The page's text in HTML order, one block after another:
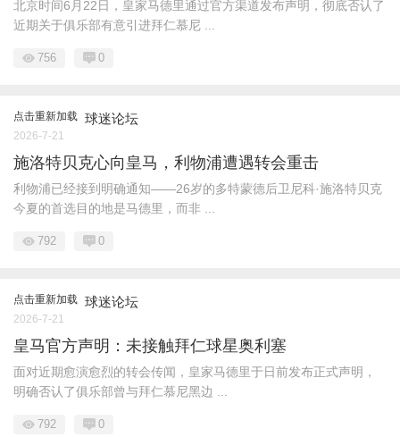
北京时间6月22日，皇家马德里通过官方渠道发布声明，彻底否认了
近期关于俱乐部有意引进拜仁慕尼 ...
756 0
点击重新加载 球迷论坛
2026-7-21
施洛特贝克心向皇马，利物浦遭遇转会重击
利物浦已经接到明确通知——26岁的多特蒙德后卫尼科·施洛特贝克
今夏的首选目的地是马德里，而非 ...
792 0
点击重新加载 球迷论坛
2026-7-21
皇马官方声明：未接触拜仁球星奥利塞
面对近期愈演愈烈的转会传闻，皇家马德里于日前发布正式声明，
明确否认了俱乐部曾与拜仁慕尼黑边 ...
792 0